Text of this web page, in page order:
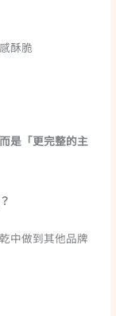
酥脆
是「更完整的主
中做到其他品牌